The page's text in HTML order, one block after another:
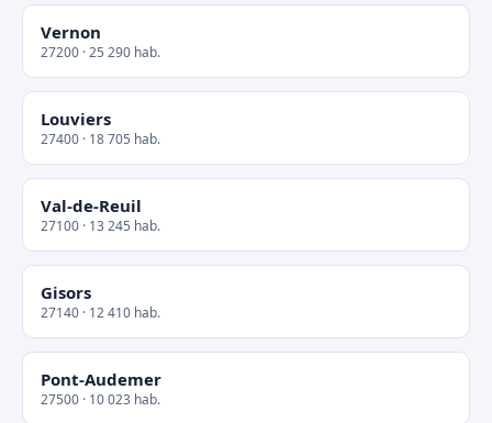
Vernon
27200 · 25 290 hab.
Louviers
27400 · 18 705 hab.
Val-de-Reuil
27100 · 13 245 hab.
Gisors
27140 · 12 410 hab.
Pont-Audemer
27500 · 10 023 hab.